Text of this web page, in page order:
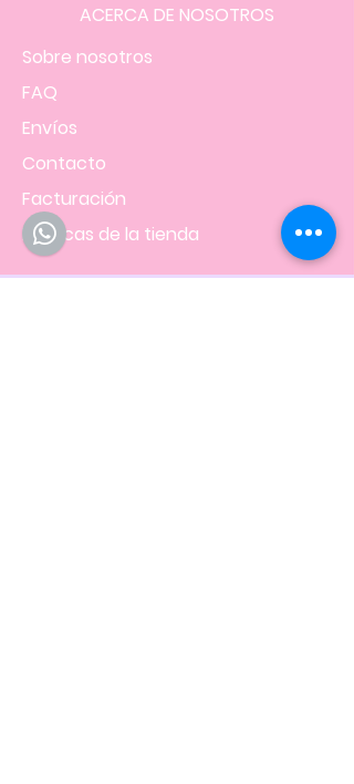
ACERCA DE NOSOTROS
Sobre nosotros
FAQ
Envíos
Contacto
Facturación
Políticas de la tienda